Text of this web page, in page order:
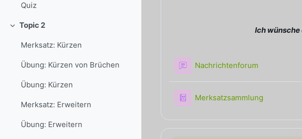
Quiz
Einklappen
Topic 2
Merksatz: Kürzen
Übung: Kürzen von Brüchen
Übung: Kürzen
Merksatz: Erweitern
Übung: Erweitern
Ich
Nachrichtenforum
Merksatzsammlung